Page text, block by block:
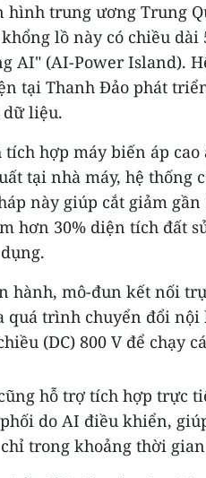
trung ương Trung
lồ này có chiều
AI" (AI-Power Island).
tại Thanh Đảo phát
liệu.
tích hợp máy biến áp
tại nhà máy, hệ
này giúp cắt giảm
hơn 30% diện tích đất
hành, mô-đun kết nối
quá trình chuyển đổi
(DC) 800 V để chạy
hỗ trợ tích hợp trực
do AI điều khiển,
trong khoảng thời